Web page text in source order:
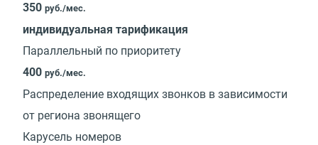
350 руб./мес.
индивидуальная тарификация
Параллельный по приоритету
400 руб./мес.
Распределение входящих звонков в зависимости
от региона звонящего
Карусель номеров